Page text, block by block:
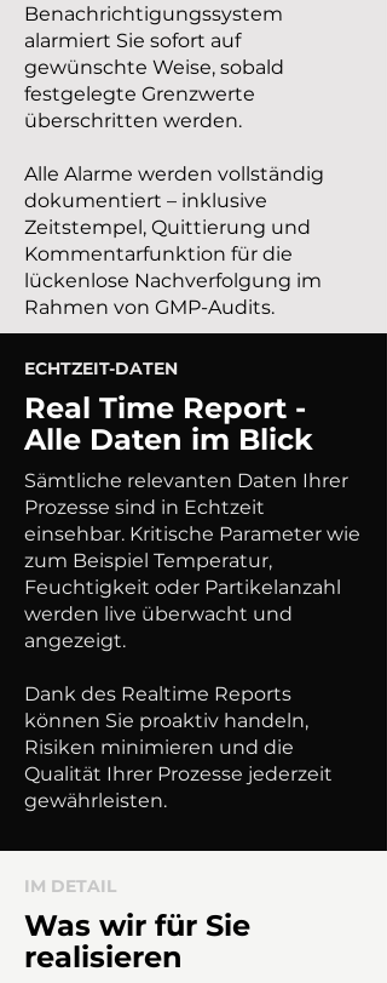
Benachrichtigungssystem
alarmiert Sie sofort auf
gewünschte Weise, sobald
festgelegte Grenzwerte
überschritten werden.
Alle Alarme werden vollständig
dokumentiert – inklusive
Zeitstempel, Quittierung und
Kommentarfunktion für die
lückenlose Nachverfolgung im
Rahmen von GMP-Audits.
ECHTZEIT-DATEN
Real Time Report -
Alle Daten im Blick
Sämtliche relevanten Daten Ihrer
Prozesse sind in Echtzeit
einsehbar. Kritische Parameter wie
zum Beispiel Temperatur,
Feuchtigkeit oder Partikelanzahl
werden live überwacht und
angezeigt.
Dank des Realtime Reports
können Sie proaktiv handeln,
Risiken minimieren und die
Qualität Ihrer Prozesse jederzeit
gewährleisten.
IM DETAIL
Was wir für Sie
realisieren